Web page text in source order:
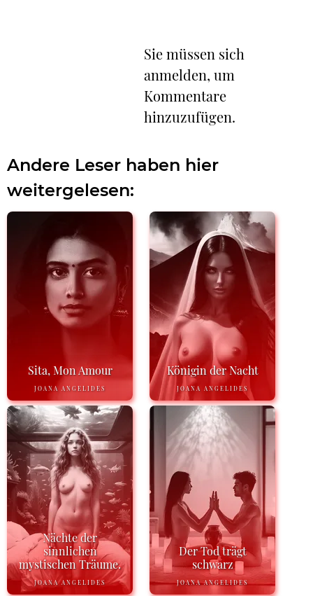
Sie müssen sich
anmelden, um
Kommentare
hinzuzufügen.
Andere Leser haben hier
weitergelesen:
Sita, Mon Amour
JOANA ANGELIDES
Königin der Nacht
JOANA ANGELIDES
Nächte der
sinnlichen
mystischen Träume.
JOANA ANGELIDES
Der Tod trägt
schwarz
JOANA ANGELIDES